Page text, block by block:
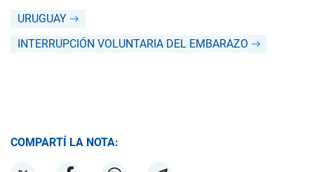
URUGUAY
INTERRUPCIÓN VOLUNTARIA DEL EMBARAZO
COMPARTÍ LA NOTA: